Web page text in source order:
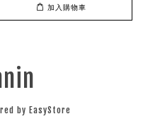
加入購物車
by EasyStore